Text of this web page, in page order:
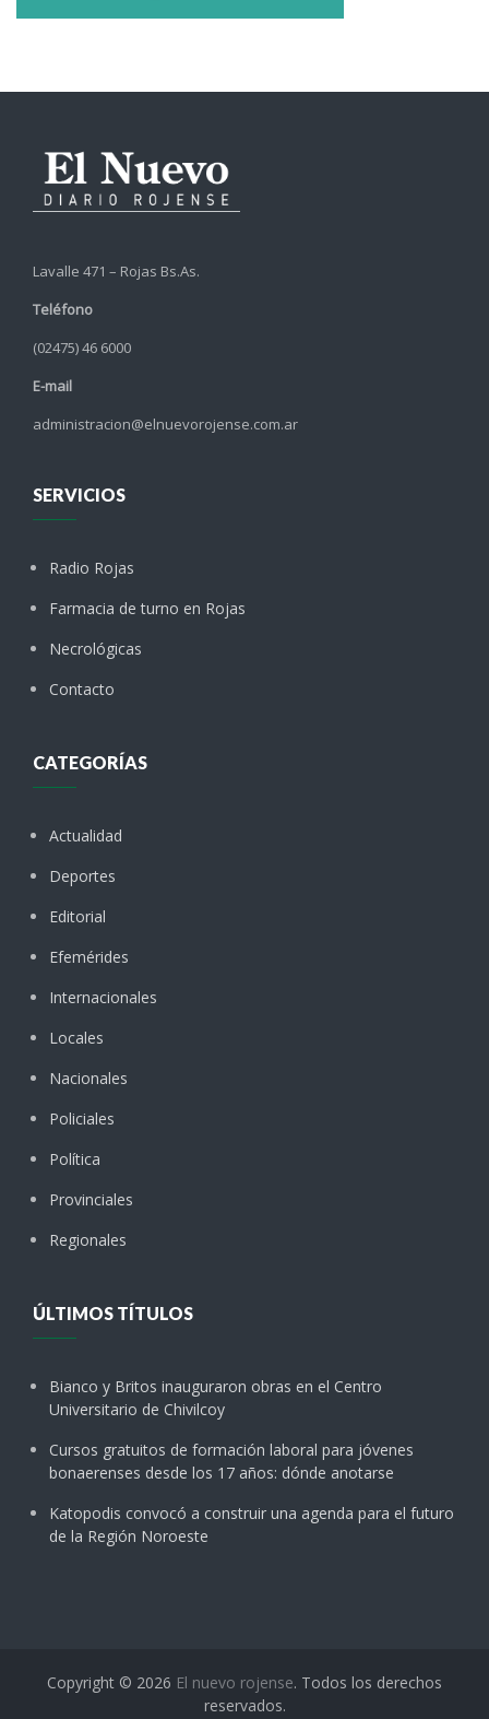
Lavalle 471 – Rojas Bs.As.
Teléfono
(02475) 46 6000
E-mail
administracion@elnuevorojense.com.ar
SERVICIOS
Radio Rojas
Farmacia de turno en Rojas
Necrológicas
Contacto
CATEGORÍAS
Actualidad
Deportes
Editorial
Efemérides
Internacionales
Locales
Nacionales
Policiales
Política
Provinciales
Regionales
ÚLTIMOS TÍTULOS
Bianco y Britos inauguraron obras en el Centro
Universitario de Chivilcoy
Cursos gratuitos de formación laboral para jóvenes
bonaerenses desde los 17 años: dónde anotarse
Katopodis convocó a construir una agenda para el futuro
de la Región Noroeste
Copyright © 2026 El nuevo rojense. Todos los derechos
reservados.